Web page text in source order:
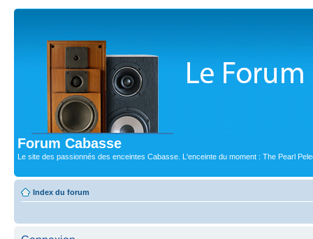
Forum Cabasse
Le site des passionnés des enceintes Cabasse. L'enceinte du moment : The Pearl
Index du forum